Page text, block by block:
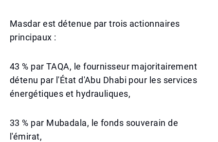
Masdar est détenue par trois actionnaires
principaux :
43 % par TAQA, le fournisseur majoritairement
détenu par l'État d'Abu Dhabi pour les services
énergétiques et hydrauliques,
33 % par Mubadala, le fonds souverain de
l'émirat,